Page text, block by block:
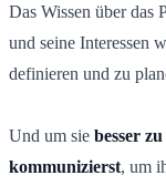
Das Wissen über das
und seine Interessen
definieren und zu
Und um sie besser
kommunizierst, um